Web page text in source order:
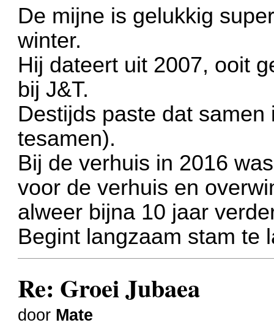
De mijne is gelukkig
winter.
Hij dateert uit 2007, ooit
bij J&T.
Destijds paste dat
tesamen).
Bij de verhuis in 2016
voor de verhuis en
alweer bijna 10 jaar
Begint langzaam stam te
Re: Groei Jubaea
door Mate